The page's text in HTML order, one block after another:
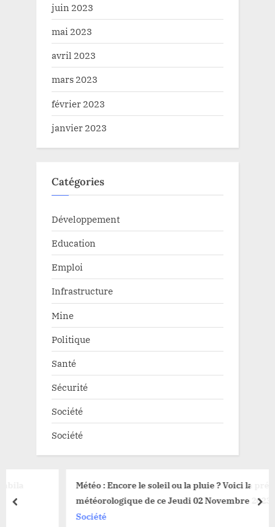
juin 2023
mai 2023
avril 2023
mars 2023
février 2023
janvier 2023
Catégories
Développement
Education
Emploi
Infrastructure
Mine
Politique
Santé
Sécurité
Société
Société
Météo : Encore le soleil ou la pluie ? Voici la prévision
météorologique de ce Jeudi 02 Novembre 2023 à Durba
prev